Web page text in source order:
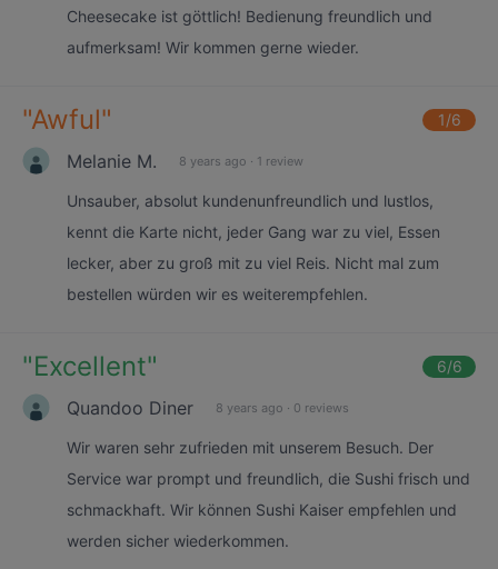
Cheesecake ist göttlich! Bedienung freundlich und
aufmerksam! Wir kommen gerne wieder.
"Awful" 1/6
Melanie M. 8 years ago · 1 review
Unsauber, absolut kundenunfreundlich und lustlos,
kennt die Karte nicht, jeder Gang war zu viel, Essen
lecker, aber zu groß mit zu viel Reis. Nicht mal zum
bestellen würden wir es weiterempfehlen.
"Excellent" 6/6
Quandoo Diner 8 years ago · 0 reviews
Wir waren sehr zufrieden mit unserem Besuch. Der
Service war prompt und freundlich, die Sushi frisch und
schmackhaft. Wir können Sushi Kaiser empfehlen und
werden sicher wiederkommen.